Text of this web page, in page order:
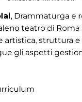
, Drammaturga e
teatro di Roma
artistica, struttura e
gli aspetti